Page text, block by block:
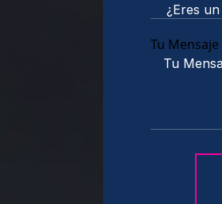
Tu Mensaje